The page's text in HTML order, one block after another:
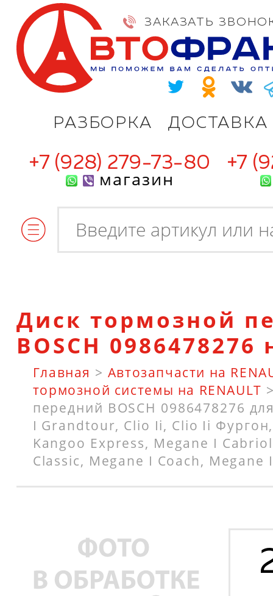
РАЗБОРКА ДОСТАВКА
ЗАКАЗАТЬ
+7 (928) 279-73-80
магазин
+7
Диск тормозной
BOSCH 0986478276
Главная > Автозапчасти на
тормозной системы на RENAULT
передний BOSCH 0986478276
I Grandtour, Clio Ii, Clio Ii
Kangoo Express, Megane I
Classic, Megane I Coach, Megane I